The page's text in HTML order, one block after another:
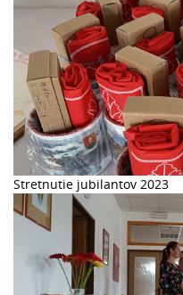
Stretnutie jubilantov 2023